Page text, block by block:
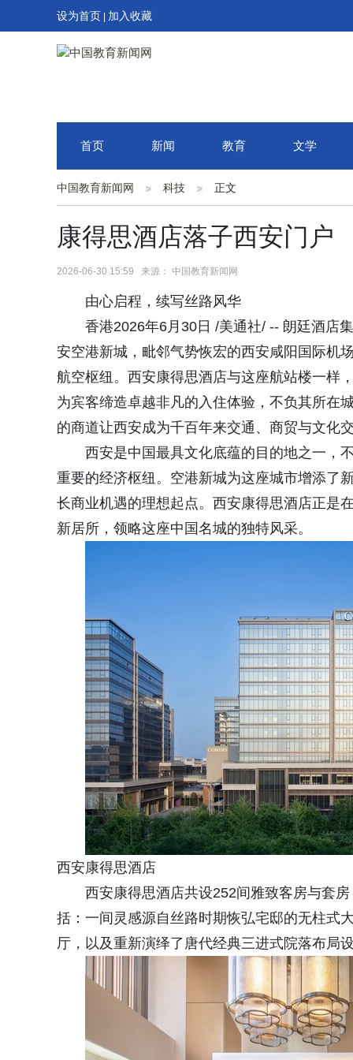
设为首页 加入收藏
首页 新闻 教育 文学
中国教育新闻网 科技 正文
康得思酒店落子西安门户
2026-06-30 15:59 来源： 中国教育新闻网
由心启程，续写丝路风华
香港2026年6月30日 /美通社/ -- 朗廷酒店
安空港新城，毗邻气势恢宏的西安咸阳国际机
航空枢纽。西安康得思酒店与这座航站楼一样
为宾客缔造卓越非凡的入住体验，不负其所在
的商道让西安成为千百年来交通、商贸与文化
西安是中国最具文化底蕴的目的地之一，
重要的经济枢纽。空港新城为这座城市增添了
长商业机遇的理想起点。西安康得思酒店正是
新居所，领略这座中国名城的独特风采。
西安康得思酒店
西安康得思酒店共设252间雅致客房与套
括：一间灵感源自丝路时期恢弘宅邸的无柱式
厅，以及重新演绎了唐代经典三进式院落布局